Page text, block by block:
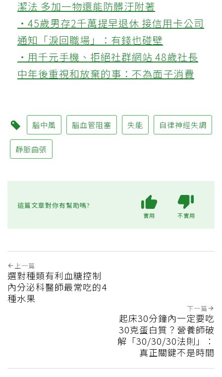
潔法 多加一物還能防髒汙附著
‧45歲男存2千萬提早退休 接信用卡公司
通知「淚回職場」：有錢也碰壁
‧用千元手機、拒絕社群網站 48歲社長
中年後重視和放棄的事：不為面子消費
腦中風 腦血管阻塞 失能 自律神經失調
靜脈曲張
這篇文章對你有幫助嗎?
實用 不實用
上一篇
選對種類有利血糖控制
內分泌科醫師最常吃的4
種水果
下一篇
起床30分鐘內一定要吃
30克蛋白質？營養師破
解「30/30/30法則」：
真正關鍵不是時間